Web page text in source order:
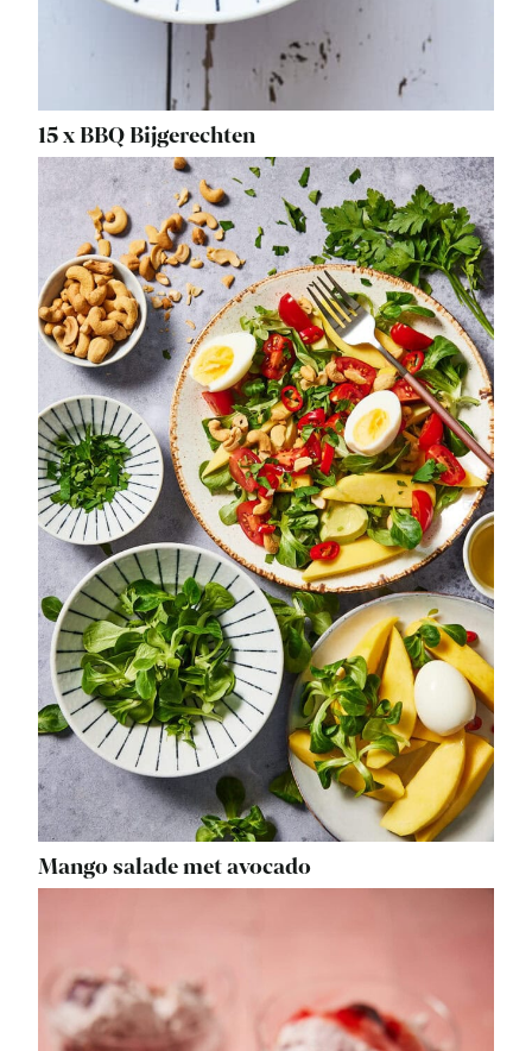
15 x BBQ Bijgerechten
Mango salade met avocado